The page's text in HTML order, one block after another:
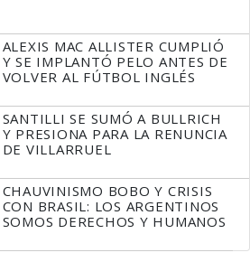
ALEXIS MAC ALLISTER CUMPLIÓ
Y SE IMPLANTÓ PELO ANTES DE
VOLVER AL FÚTBOL INGLÉS
SANTILLI SE SUMÓ A BULLRICH
Y PRESIONA PARA LA RENUNCIA
DE VILLARRUEL
CHAUVINISMO BOBO Y CRISIS
CON BRASIL: LOS ARGENTINOS
SOMOS DERECHOS Y HUMANOS